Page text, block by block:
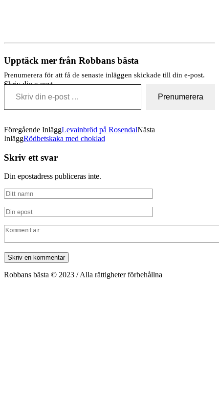
Upptäck mer från Robbans bästa
Prenumerera för att få de senaste inläggen skickade till din e-post.
Skriv din e-post …
Prenumerera
Föregående InläggLevainbröd på RosendalNästa
InläggRödbetskaka med choklad
Skriv ett svar
Din epostadress publiceras inte.
Robbans bästa © 2023 / Alla rättigheter förbehållna